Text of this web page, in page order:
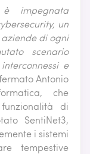
impegnata
un
di ogni
scenario
e
Antonio
che
di
SentiNet3,
i sistemi
tempestive